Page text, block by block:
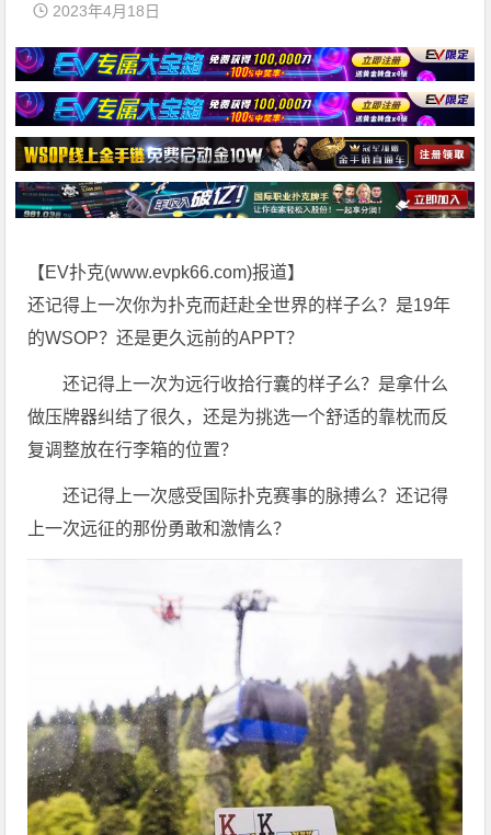
2023年4月18日
【EV扑克(www.evpk66.com)报道】
还记得上一次你为扑克而赶赴全世界的样子么？是19年
的WSOP？还是更久远前的APPT？
还记得上一次为远行收拾行囊的样子么？是拿什么
做压牌器纠结了很久，还是为挑选一个舒适的靠枕而反
复调整放在行李箱的位置？
还记得上一次感受国际扑克赛事的脉搏么？还记得
上一次远征的那份勇敢和激情么？